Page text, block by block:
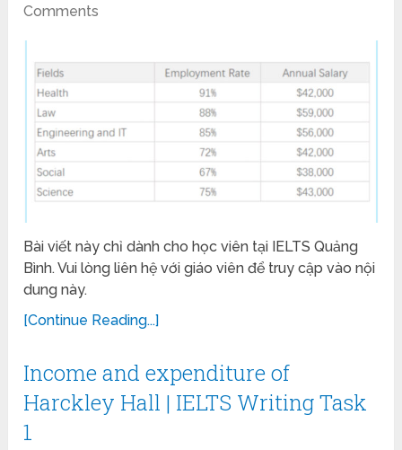
Comments
Bài viết này chỉ dành cho học viên tại IELTS Quảng
Bình. Vui lòng liên hệ với giáo viên để truy cập vào nội
dung này.
[Continue Reading...]
Income and expenditure of
Harckley Hall | IELTS Writing Task
1